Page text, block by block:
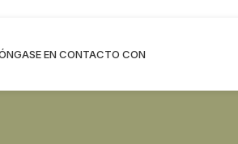
EN CONTACTO CON